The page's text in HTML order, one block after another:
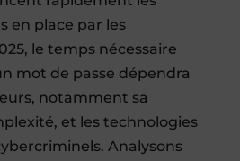
en place par les
le temps nécessaire
mot de passe dépendra
notamment sa
et les technologies
Analysons